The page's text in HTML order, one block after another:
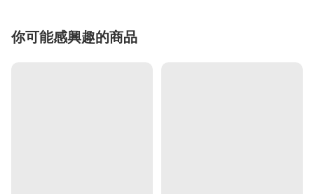
你可能感興趣的商品